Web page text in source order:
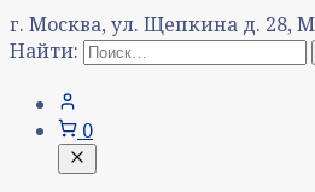
г. Москва, ул. Щепкина д. 28,
Найти:
0